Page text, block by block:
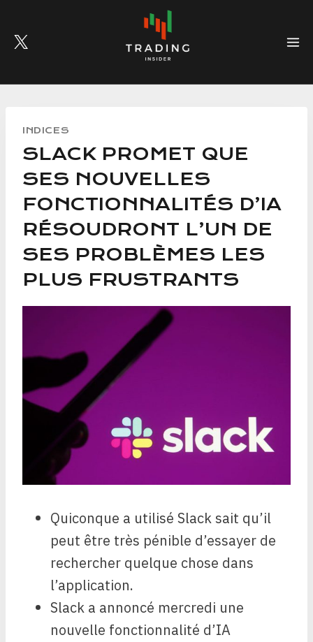
content
INDICES
SLACK PROMET QUE
SES NOUVELLES
FONCTIONNALITÉS D’IA
RÉSOUDRONT L’UN DE
SES PROBLÈMES LES
PLUS FRUSTRANTS
Quiconque a utilisé Slack sait qu’il
peut être très pénible d’essayer de
rechercher quelque chose dans
l’application.
Slack a annoncé mercredi une
nouvelle fonctionnalité d’IA